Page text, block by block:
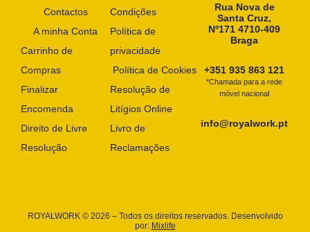
Contactos
A minha Conta
Carrinho de
Compras
Finalizar
Encomenda
Direito de Livre
Resolução
Condições
Política de
privacidade
Política de Cookies
Resolução de
Litígios Online
Livro de
Reclamações
Rua Nova de
Santa Cruz,
Nº171 4710-409
Braga
+351 935 863 121
*Chamada para a rede
móvel nacional
info@royalwork.pt
ROYALWORK © 2026 – Todos os direitos reservados. Desenvolvido
por: Mixlife